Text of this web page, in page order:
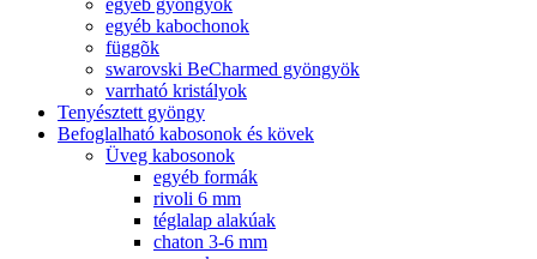
egyéb gyöngyök
egyéb kabochonok
függõk
swarovski BeCharmed gyöngyök
varrható kristályok
Tenyésztett gyöngy
Befoglalható kabosonok és kövek
Üveg kabosonok
egyéb formák
rivoli 6 mm
téglalap alakúak
chaton 3-6 mm